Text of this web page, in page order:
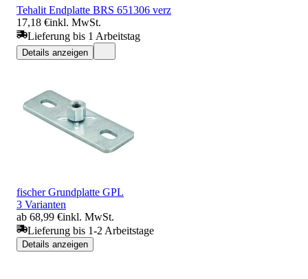
Tehalit Endplatte BRS 651306 verz
17,18 €inkl. MwSt.
Lieferung bis 1 Arbeitstag
Details anzeigen
fischer Grundplatte GPL
3 Varianten
ab 68,99 €inkl. MwSt.
Lieferung bis 1-2 Arbeitstage
Details anzeigen